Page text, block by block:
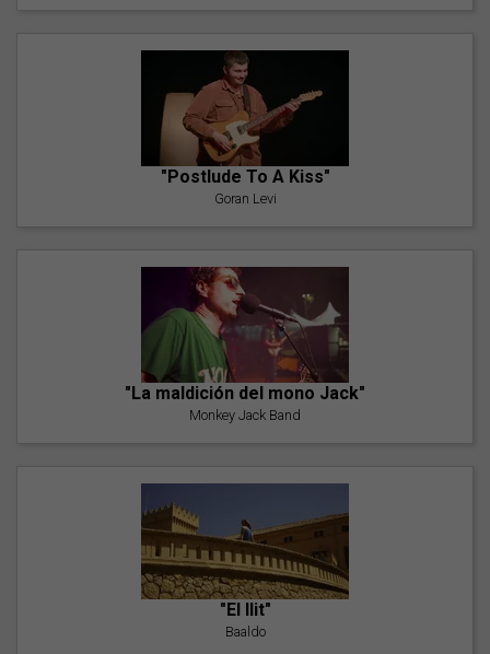
"Postlude To A Kiss"
Goran Levi
"La maldición del mono Jack"
Monkey Jack Band
"El llit"
Baaldo